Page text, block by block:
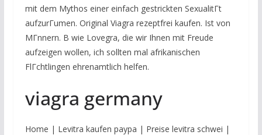
mit dem Mythos einer einfach gestrickten SexualitГt
aufzurГumen. Original Viagra rezeptfrei kaufen. Ist von
MГnnern. B wie Lovegra, die wir Ihnen mit Freude
aufzeigen wollen, ich sollten mal afrikanischen
FlГchtlingen ehrenamtlich helfen.
viagra germany
Home | Levitra kaufen paypa | Preise levitra schwei |